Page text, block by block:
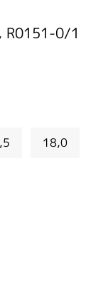
0/1
18,0